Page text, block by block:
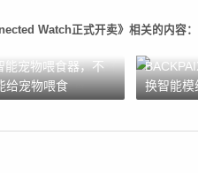
Watch正式开卖》相关的内容：
能宠物喂食器，不
给宠物喂食
换智能模